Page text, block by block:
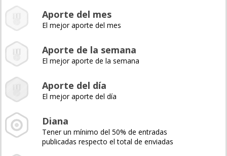
Aporte del mes
El mejor aporte del mes
Aporte de la semana
El mejor aporte de la semana
Aporte del día
El mejor aporte del día
Diana
Tener un mínimo del 50% de entradas
publicadas respecto el total de enviadas